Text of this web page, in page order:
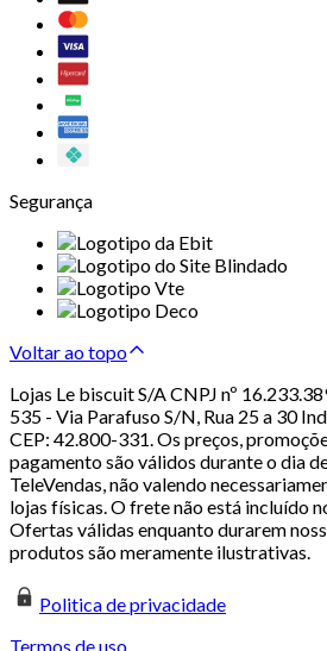
Segurança
Voltar ao topo
Lojas Le biscuit S/A CNPJ nº
535 - Via Parafuso S/N, Rua 25 a 30
CEP: 42.800-331. Os preços,
pagamento são válidos durante o dia
TeleVendas, não valendo
lojas físicas. O frete não está incluído
Ofertas válidas enquanto durarem
produtos são meramente ilustrativas.
Politica de privacidade
Termos de uso